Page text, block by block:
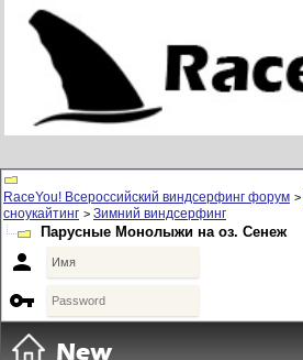
RaceYou! Всероссийский виндсерфинг форум >
сноукайтинг > Зимний виндсерфинг
Парусные Монолыжи на оз. Сенеж

